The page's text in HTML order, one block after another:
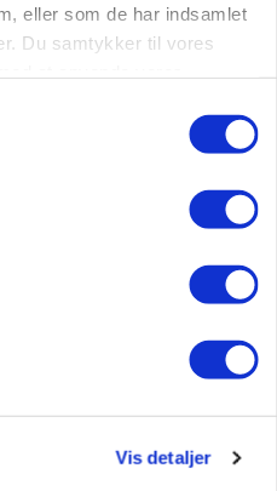
eller som de har indsamlet
Du samtykker til vores
Vis detaljer
mod ny